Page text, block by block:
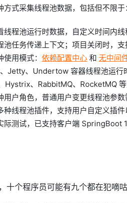
方式采集线程池数据，包括但不限
程池运行时数据，自定义时间内线
任务传递上下文；项目关闭时，支
用模式： 依赖配置中心 和 无中间
Jetty、Undertow 容器线程池运行
Hystrix、RabbitMQ、RocketMQ 等
户角色，普通用户变更线程池参数
线程池插件，支持用户自定义插件
测试，已支持客户端 SpringBoot
十个程序员可能有九个都在犯嘀